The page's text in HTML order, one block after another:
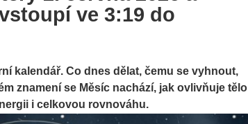
ve 3:19 do
kalendář. Co dnes dělat, čemu se vyhnout,
znamení se Měsíc nachází, jak ovlivňuje tělo
i celkovou rovnováhu.